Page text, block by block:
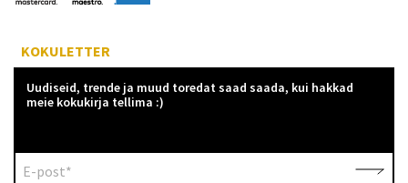
KOKULETTER
Uudiseid, trende ja muud toredat saad saada, kui hakkad
meie kokukirja tellima :)
E-post*